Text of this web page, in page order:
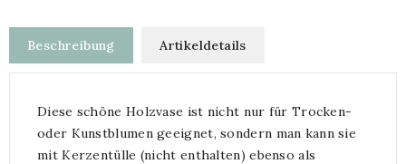
Beschreibung Artikeldetails
Diese schöne Holzvase ist nicht nur für Trocken-
oder Kunstblumen geeignet, sondern man kann sie
mit Kerzentülle (nicht enthalten) ebenso als